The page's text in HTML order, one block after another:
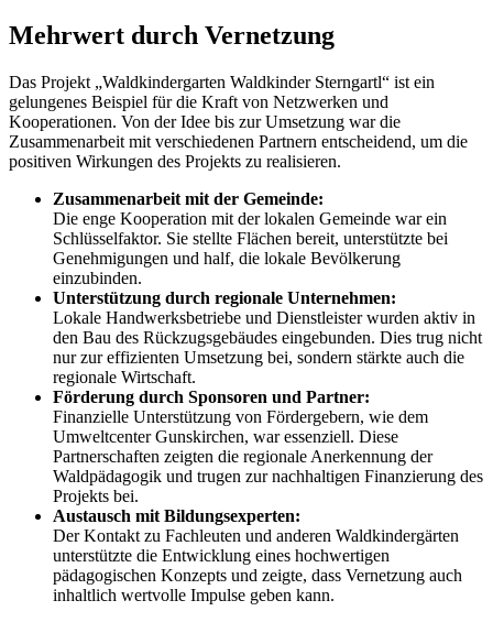
Mehrwert durch Vernetzung
Das Projekt „Waldkindergarten Waldkinder Sterngartl“ ist ein
gelungenes Beispiel für die Kraft von Netzwerken und
Kooperationen. Von der Idee bis zur Umsetzung war die
Zusammenarbeit mit verschiedenen Partnern entscheidend, um die
positiven Wirkungen des Projekts zu realisieren.
Zusammenarbeit mit der Gemeinde:
Die enge Kooperation mit der lokalen Gemeinde war ein
Schlüsselfaktor. Sie stellte Flächen bereit, unterstützte bei
Genehmigungen und half, die lokale Bevölkerung
einzubinden.
Unterstützung durch regionale Unternehmen:
Lokale Handwerksbetriebe und Dienstleister wurden aktiv in
den Bau des Rückzugsgebäudes eingebunden. Dies trug nicht
nur zur effizienten Umsetzung bei, sondern stärkte auch die
regionale Wirtschaft.
Förderung durch Sponsoren und Partner:
Finanzielle Unterstützung von Fördergebern, wie dem
Umweltcenter Gunskirchen, war essenziell. Diese
Partnerschaften zeigten die regionale Anerkennung der
Waldpädagogik und trugen zur nachhaltigen Finanzierung des
Projekts bei.
Austausch mit Bildungsexperten:
Der Kontakt zu Fachleuten und anderen Waldkindergärten
unterstützte die Entwicklung eines hochwertigen
pädagogischen Konzepts und zeigte, dass Vernetzung auch
inhaltlich wertvolle Impulse geben kann.